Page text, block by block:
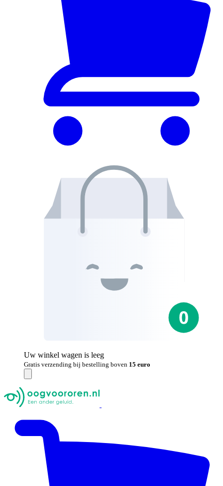
Uw winkel wagen is leeg
Gratis verzending bij bestelling boven 15 euro